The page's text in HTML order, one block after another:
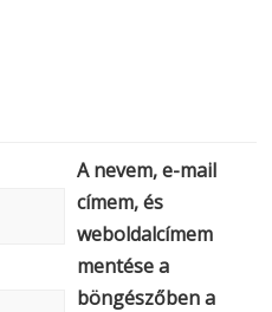
A nevem, e-mail
címem, és
weboldalcímem
mentése a
böngészőben a